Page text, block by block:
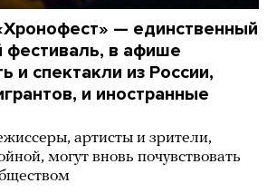
— единственный
фестиваль, в афише
и спектакли из России,
и иностранные
артисты и зрители,
могут вновь почувствовать